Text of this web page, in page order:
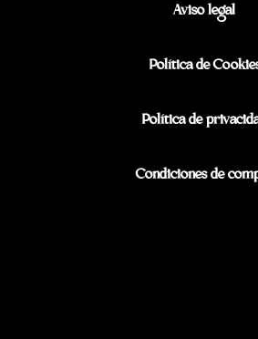
Aviso legal
Política de
Política de
Condiciones de